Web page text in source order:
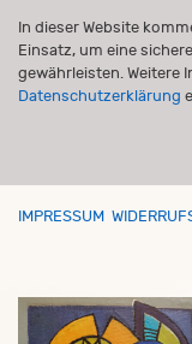
In dieser Website
Einsatz, um eine
gewährleisten. Weitere
Datenschutzerklärung
IMPRESSUM